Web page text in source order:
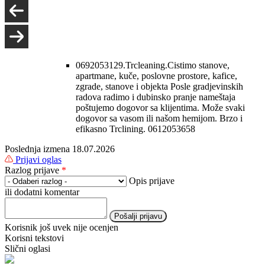
0692053129.Trcleaning.Cistimo stanove,
apartmane, kuče, poslovne prostore, kafice,
zgrade, stanove i objekta Posle gradjevinskih
radova radimo i dubinsko pranje nameštaja
poštujemo dogovor sa klijentima. Može svaki
dogovor sa vasom ili našom hemijom. Brzo i
efikasno Trclining. 0612053658
Poslednja izmena 18.07.2026
Prijavi oglas
Razlog prijave *
Opis prijave
ili dodatni komentar
Pošalji prijavu
Korisnik još uvek nije ocenjen
Korisni tekstovi
Slični oglasi